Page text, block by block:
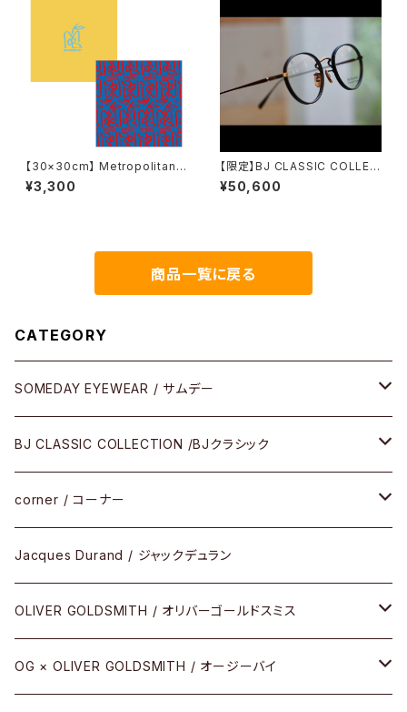
【30×30cm】 Metropolitan
Crossbottle メトロポリタンク
ロスボトル WANDERLUST /
¥3,300
【限定】BJ CLASSIC COLLEC
TION PREM-114WRNLNT レ
ザータイプ塗装 スーペリアルー
¥50,600
商品一覧に戻る
CATEGORY
SOMEDAY EYEWEAR / サムデー
メガネ
サングラス
アパレル
その他
BJ CLASSIC COLLECTION /BJクラシック
CELLULOID（CRAFTSMAN EDITION）
SHINBARI（CRAFTSMAN EDITION）
URUSHI（CRAFTSMAN EDITION）
REVIVAL EDITION
corner / コーナー
リサーチシリーズ
サブリメイションシリーズ
Jacques Durand / ジャックデュラン
OLIVER GOLDSMITH / オリバーゴールドスミス
メタル
OG × OLIVER GOLDSMITH / オージーバイ